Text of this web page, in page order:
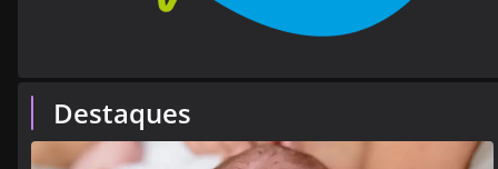
Destaques